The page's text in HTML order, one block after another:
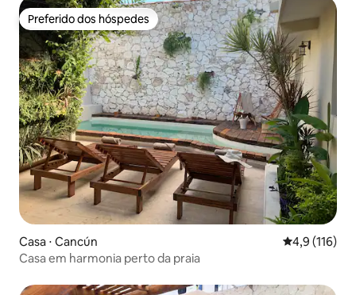
Preferido dos hóspedes
Preferido dos hóspedes
Casa ⋅ Cancún 4,9 de uma
4,9 (116)
Casa em harmonia perto da praia